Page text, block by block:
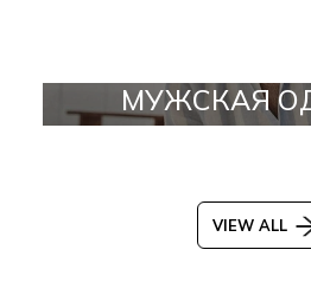
МУЖСКАЯ
VIEW ALL